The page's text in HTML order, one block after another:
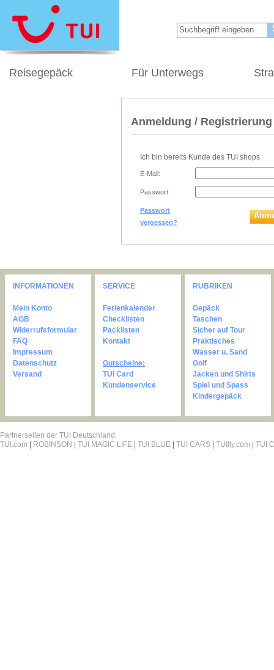
Reisegepäck Für Unterwegs
Anmeldung / Registrierung
Ich bin bereits Kunde des TUI shops
E-Mail:
Passwort:
Passwort
vergessen?
INFORMATIONEN
Mein Konto
AGB
Widerrufsformular
FAQ
Impressum
Datenschutz
Versand
SERVICE
Ferienkalender
Checklisten
Packlisten
Kontakt
Gutscheine:
TUI Card
Kundenservice
RUBRIKEN
Gepäck
Taschen
Sicher auf Tour
Praktisches
Wasser u. Sand
Golf
Jacken und Shirts
Spiel und Spass
Kindergepäck
Partnerseiten der TUI Deutschland:
TUI.com
ROBINSON TUI MAGIC LIFE TUI BLUE TUI CARS TUIfly.com TUI